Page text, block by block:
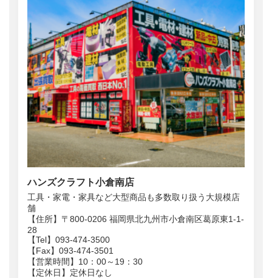
ハンズクラフト小倉南店
工具・家電・家具など大型商品も多数取り扱う大規模店
舗
【住所】〒800-0206 福岡県北九州市小倉南区葛原東1-1-
28
【Tel】093-474-3500
【Fax】093-474-3501
【営業時間】10：00～19：30
【定休日】定休日なし